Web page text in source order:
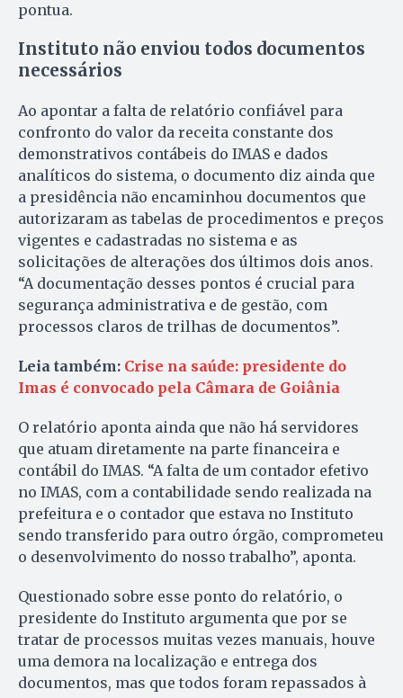
pontua.
Instituto não enviou todos documentos
necessários
Ao apontar a falta de relatório confiável para
confronto do valor da receita constante dos
demonstrativos contábeis do IMAS e dados
analíticos do sistema, o documento diz ainda que
a presidência não encaminhou documentos que
autorizaram as tabelas de procedimentos e preços
vigentes e cadastradas no sistema e as
solicitações de alterações dos últimos dois anos.
“A documentação desses pontos é crucial para
segurança administrativa e de gestão, com
processos claros de trilhas de documentos”.
Leia também: Crise na saúde: presidente do
Imas é convocado pela Câmara de Goiânia
O relatório aponta ainda que não há servidores
que atuam diretamente na parte financeira e
contábil do IMAS. “A falta de um contador efetivo
no IMAS, com a contabilidade sendo realizada na
prefeitura e o contador que estava no Instituto
sendo transferido para outro órgão, comprometeu
o desenvolvimento do nosso trabalho”, aponta.
Questionado sobre esse ponto do relatório, o
presidente do Instituto argumenta que por se
tratar de processos muitas vezes manuais, houve
uma demora na localização e entrega dos
documentos, mas que todos foram repassados à